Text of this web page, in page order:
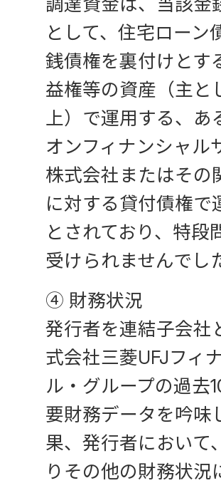
として、住宅ローン
銭債権を裏付けとす
益権等の資産（主と
上）で運用する、あ
オンフィナンシャル
株式会社またはその
に対する貸付債権で
とされており、特段
受けられませんでし
④ 財務状況
発行者を連結子会社
式会社三菱UFJフィ
ル・グループの過去
要財務データを吟味
果、発行者において
りその他の財務状況